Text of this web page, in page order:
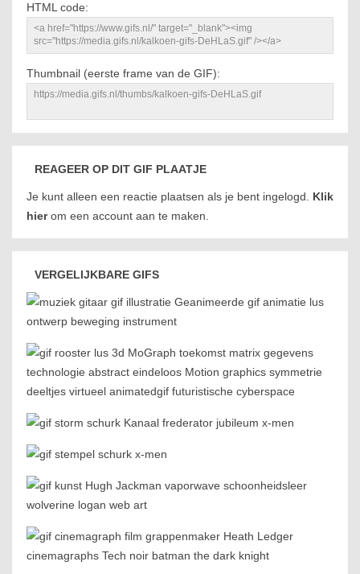
HTML code:
Thumbnail (eerste frame van de GIF):
REAGEER OP DIT GIF PLAATJE
Je kunt alleen een reactie plaatsen als je bent ingelogd. Klik
hierom een account aan te maken.
VERGELIJKBARE GIFS